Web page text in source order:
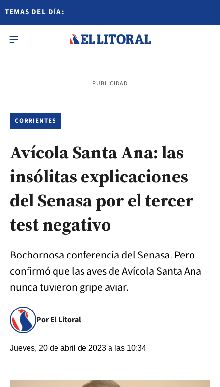
TEMAS DEL DÍA:
PUBLICIDAD
CORRIENTES
Avícola Santa Ana: las
insólitas explicaciones
del Senasa por el tercer
test negativo
Bochornosa conferencia del Senasa. Pero
confirmó que las aves de Avícola Santa Ana
nunca tuvieron gripe aviar.
Por El Litoral
Jueves, 20 de abril de 2023 a las 10:34